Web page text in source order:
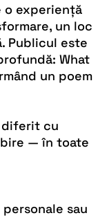
o experiență
un loc
Publicul este
What
un poem
diferit cu
— în toate
sau